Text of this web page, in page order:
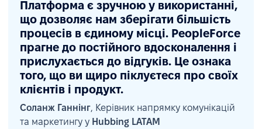
Підтримка управління відпустками та
комплаєнсу
Через зростання кількості запитів на відсутність
команда налаштувала у PeopleForce всі місцеві
Платформа є зручною у використанні,
що дозволяє нам зберігати більшість
процесів в єдиному місці. PeopleForce
прагне до постійного вдосконалення і
прислухається до відгуків. Це ознака
того, що ви щиро піклуєтеся про своїх
клієнтів і продукт.
Соланж Ганнінг, Керівник напрямку комунікацій
та маркетингу у Hubbing LATAM